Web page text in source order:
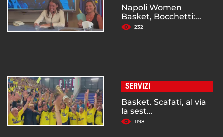
Napoli Women
Basket, Bocchetti:...
232
SERVIZI
Basket. Scafati, al via
la sest...
1198